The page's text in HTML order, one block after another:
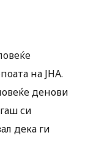
на ЈНА.
денови
си
дека ги